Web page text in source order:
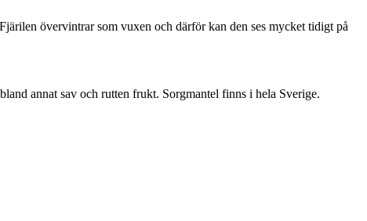
övervintrar som vuxen och därför kan den ses mycket tidigt på
annat sav och rutten frukt. Sorgmantel finns i hela Sverige.